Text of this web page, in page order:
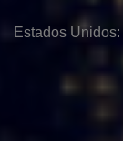
Estados